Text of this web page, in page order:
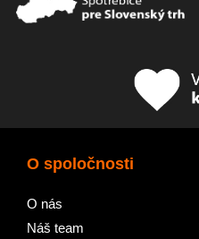
O spoločnosti
O nás
Náš team